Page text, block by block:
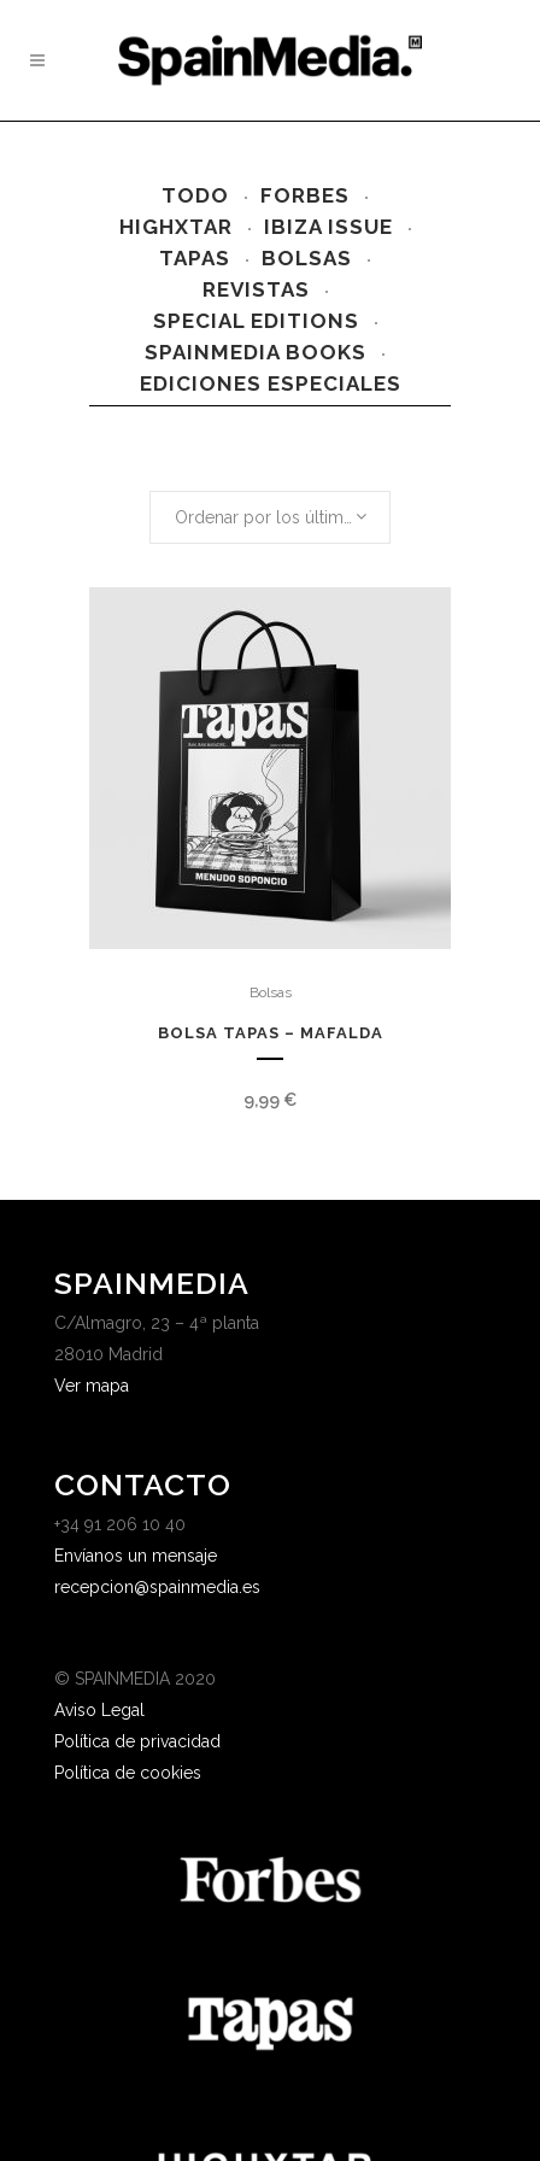
TODO
FORBES
HIGHXTAR
IBIZA ISSUE
TAPAS
BOLSAS
REVISTAS
SPECIAL EDITIONS
SPAINMEDIA BOOKS
EDICIONES ESPECIALES
Bolsas
BOLSA TAPAS – MAFALDA
9,99 €
SPAINMEDIA
C/Almagro, 23 – 4ª planta
28010 Madrid
Ver mapa
CONTACTO
+34 91 206 10 40
Envíanos un mensaje
recepcion@spainmedia.es
© SPAINMEDIA 2020
Aviso Legal
Política de privacidad
Política de cookies